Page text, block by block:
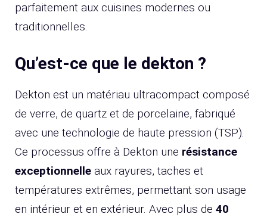
parfaitement aux cuisines modernes ou
traditionnelles.
Qu’est-ce que le dekton ?
Dekton est un matériau ultracompact composé
de verre, de quartz et de porcelaine, fabriqué
avec une technologie de haute pression (TSP).
Ce processus offre à Dekton une résistance
exceptionnelle aux rayures, taches et
températures extrêmes, permettant son usage
en intérieur et en extérieur. Avec plus de 40